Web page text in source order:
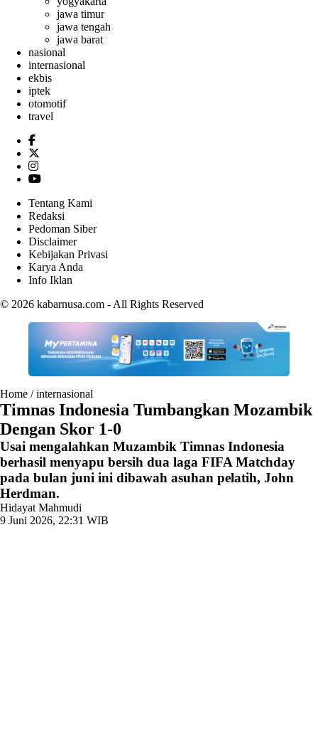
jawa timur
jawa tengah
jawa barat
nasional
internasional
ekbis
iptek
otomotif
travel
Tentang Kami
Redaksi
Pedoman Siber
Disclaimer
Kebijakan Privasi
Karya Anda
Info Iklan
© 2026 kabarnusa.com - All Rights Reserved
Home /internasional
Timnas Indonesia Tumbangkan Mozambik
Dengan Skor 1-0
Usai mengalahkan Muzambik Timnas Indonesia
berhasil menyapu bersih dua laga FIFA Matchday
pada bulan juni ini dibawah asuhan pelatih, John
Herdman.
Hidayat Mahmudi
9 Juni 2026, 22:31 WIB